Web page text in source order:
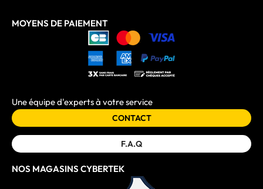
MOYENS DE PAIEMENT
Une équipe d'experts à votre service
CONTACT
F.A.Q
NOS MAGASINS CYBERTEK